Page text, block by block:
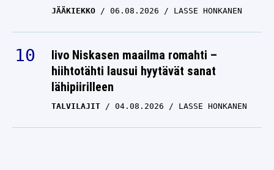
JÄÄKIEKKO 06.08.2026 LASSE HONKANEN
Iivo Niskasen maailma romahti –
hiihtotähti lausui hyytävät sanat
lähipiirilleen
TALVILAJIT 04.08.2026 LASSE HONKANEN